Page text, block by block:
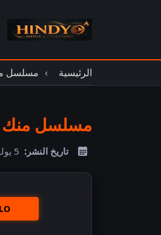
الرئيسية مسلسل
مسلسل منك و
تاريخ النشر: 5 يوليو 2026